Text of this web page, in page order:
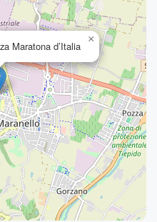
Maratona d’Italia
×